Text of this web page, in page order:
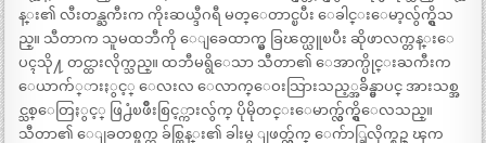
န္း၏ လီးတန္ႀကီးက ကိုးဆယ္ဒီဂရီ မတ္ေတာင္ၿပီး ေခါင္းေမာ့လွ်က္ရွိသ
ည္။ သီတာက သူမထဘီကို ေျခေထာက္မွ ခြၽတ္ယူၿပီး ဆိုဖာလက္တန္းေ
ပၚသို႔ တင္ထားလိုက္သည္။ ထဘီမရွိေသာ သီတာ၏ ေအာက္ပိုင္းႀကီးက
ေယာက်္ားႏွင့္ ေလးလ ေလာက္ေဝးသြားသည့္အခ်ိန္မွာပင္ အားသစ္အ
င္သစ္ေတြႏွင့္ ဖြ႕ံၿဖိဳးစြင့္ကားလွ်က္ ပိုမိုတင္းေမာက္လွ်က္ရွိေလသည္။
သီတာ၏ ေျခတစ္ဖက္က ခ်စ္ထြန္း၏ ခါးမွ ျဖတ္လွ်က္ ေက်ာ္ခြလိုက္စဥ္ ၾက